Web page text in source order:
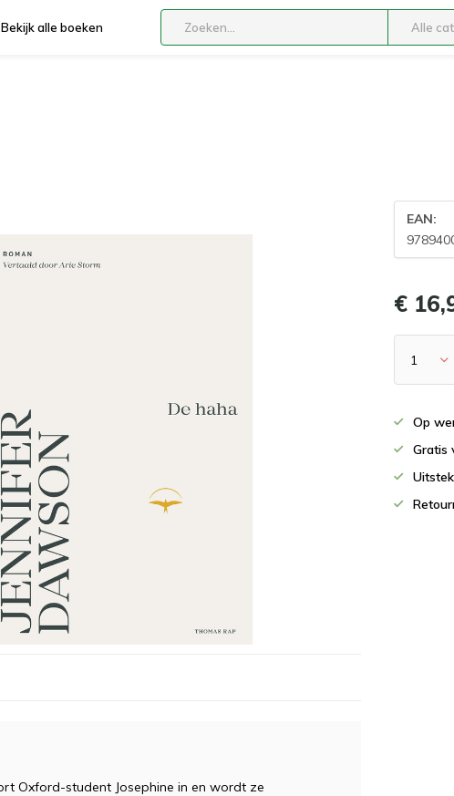
Bekijk alle boeken Alle
EAN:
€
Op
Gratis
Oxford-student Josephine in en wordt ze